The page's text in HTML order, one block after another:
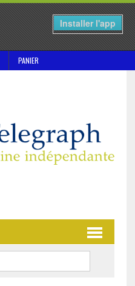
Installer l'app
PANIER